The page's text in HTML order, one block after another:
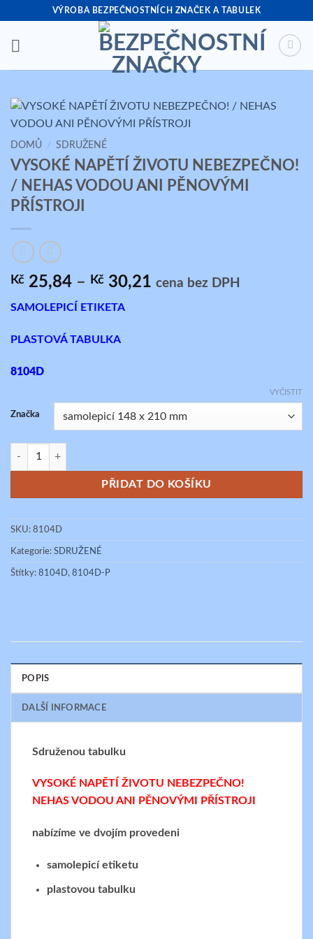
obsah
VÝROBA BEZPEČNOSTNÍCH ZNAČEK A TABULEK
DOMŮ / SDRUŽENÉ
VYSOKÉ NAPĚTÍ ŽIVOTU NEBEZPEČNO!
/ NEHAS VODOU ANI PĚNOVÝMI
PŘÍSTROJI
Kč 25,84 – Kč 30,21 Rozpětí
cena bez DPH
SAMOLEPICÍ ETIKETA
PLASTOVÁ TABULKA
8104D
Značka
VYČISTIT
VYSOKÉ NAPĚTÍ ŽIVOTU NEBEZPEČNO! / NEHAS VODOU ANI
PŘIDAT DO KOŠÍKU
SKU: 8104D
Kategorie: SDRUŽENÉ
Štítky: 8104D, 8104D-P
POPIS
DALŠÍ INFORMACE
Sdruženou tabulku
VYSOKÉ NAPĚTÍ ŽIVOTU NEBEZPEČNO!
NEHAS VODOU ANI PĚNOVÝMI PŘÍSTROJI
nabízíme ve dvojím provedeni
samolepicí etiketu
plastovou tabulku